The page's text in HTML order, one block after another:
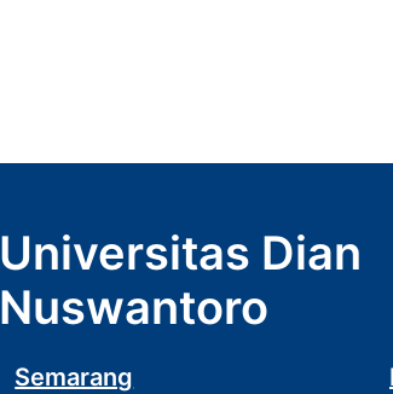
Universitas Dian
Nuswantoro
Semarang